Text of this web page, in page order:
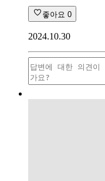
좋아요 0
2024.10.30